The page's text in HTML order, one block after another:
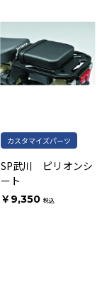
カスタマイズパーツ
SP武川 ピリオンシ
ート
￥9,350 税込